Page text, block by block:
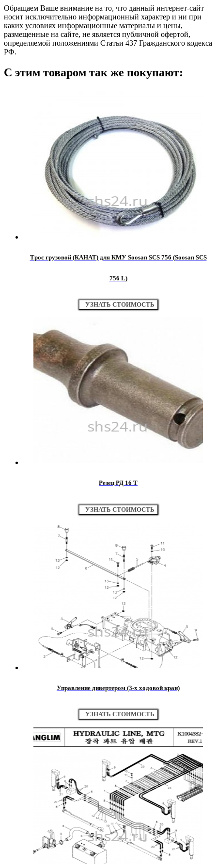
Обращаем Ваше внимание на то, что данный интернет-сайт
носит исключительно информационный характер и ни при
каких условиях информационные материалы и цены,
размещенные на сайте, не является публичной офертой,
определяемой положениями Статьи 437 Гражданского кодекса
РФ.
С этим товаром так же покупают:
Трос грузовой (КАНАТ) для КМУ Soosan SCS 756 (Soosan SCS
756 L)
УЗНАТЬ СТОИМОСТЬ
Резец РД 16 Т
УЗНАТЬ СТОИМОСТЬ
Управление дивертером (3-х ходовой кран)
УЗНАТЬ СТОИМОСТЬ